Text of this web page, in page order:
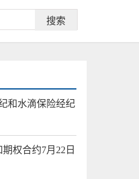
搜索
和水滴保险经纪
权合约7月22日